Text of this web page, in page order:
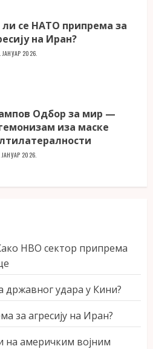
се НАТО припрема за
на Иран?
ЈАНУАР 2026.
Одбор за мир —
иза маске
ЈАНУАР 2026.
НВО сектор припрема
државног удара у Кини?
за агресију на Иран?
на америчким војним